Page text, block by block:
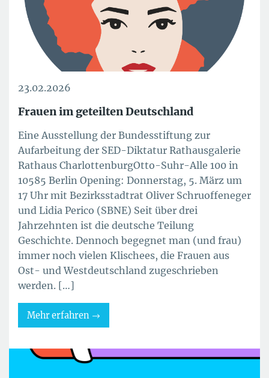
23.02.2026
Frauen im geteilten Deutschland
Eine Ausstellung der Bundesstiftung zur
Aufarbeitung der SED-Diktatur Rathausgalerie
Rathaus CharlottenburgOtto-Suhr-Alle 100 in
10585 Berlin Opening: Donnerstag, 5. März um
17 Uhr mit Bezirksstadtrat Oliver Schruoffeneger
und Lidia Perico (SBNE) Seit über drei
Jahrzehnten ist die deutsche Teilung
Geschichte. Dennoch begegnet man (und frau)
immer noch vielen Klischees, die Frauen aus
Ost- und Westdeutschland zugeschrieben
werden. […]
Mehr erfahren